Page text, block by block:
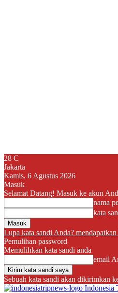
28 C
Jakarta
Kamis, 6 Agustus 2026
Masuk
Selamat Datang! Masuk ke akun
nama
kata
Lupa kata sandi Anda? mendapatkan
Pemulihan password
Memulihkan kata sandi anda
email
Sebuah kata sandi akan dikirimkan
Indonesia